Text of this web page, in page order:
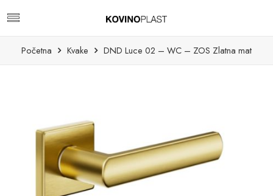
Početna Kvake DND Luce 02 – WC – ZOS Zlatna mat